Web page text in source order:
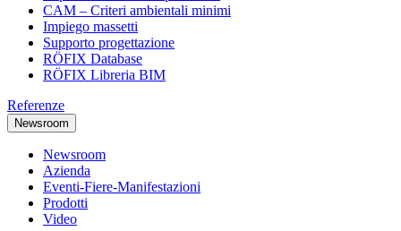
CAM – Criteri ambientali minimi
Impiego massetti
Supporto progettazione
RÖFIX Database
RÖFIX Libreria BIM
Referenze
Newsroom
Newsroom
Azienda
Eventi-Fiere-Manifestazioni
Prodotti
Video